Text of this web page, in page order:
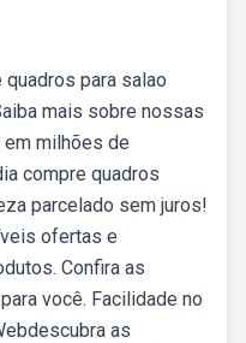
para salao
mais sobre nossas
milhões de
compre quadros
parcelado sem juros!
ofertas e
Confira as
você. Facilidade no
as